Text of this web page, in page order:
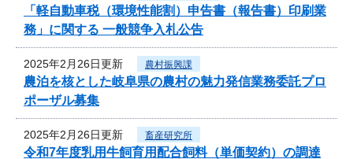
「軽自動車税（環境性能割）申告書（報告書）印刷業
務」に関する 一般競争入札公告
2025年2月26日更新 農村振興課
農泊を核とした岐阜県の農村の魅力発信業務委託プロ
ポーザル募集
2025年2月26日更新 畜産研究所
令和7年度乳用牛飼育用配合飼料（単価契約）の調達